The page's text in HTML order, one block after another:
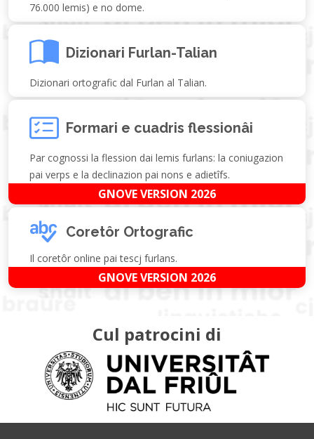
76.000 lemis) e no dome.
Dizionari Furlan-Talian
Dizionari ortografic dal Furlan al Talian.
Formari e cuadris flessionâi
Par cognossi la flession dai lemis furlans: la coniugazion
pai verps e la declinazion pai nons e adietîfs.
GNOVE VERSION 2026
Coretôr Ortografic
Il coretôr online pai tescj furlans.
GNOVE VERSION 2026
Cul patrocini di